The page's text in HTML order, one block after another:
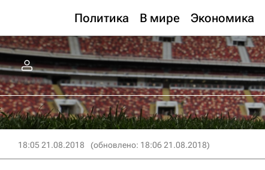
Политика В мире Экономика
18:05 21.08.2018 (обновлено: 18:06 21.08.2018)